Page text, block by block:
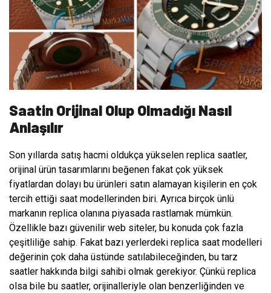
Saatin Orijinal Olup Olmadığı Nasıl
Anlaşılır
Son yıllarda satış hacmi oldukça yükselen replica saatler,
orijinal ürün tasarımlarını beğenen fakat çok yüksek
fiyatlardan dolayı bu ürünleri satın alamayan kişilerin en çok
tercih ettiği saat modellerinden biri. Ayrıca birçok ünlü
markanın replica olanına piyasada rastlamak mümkün.
Özellikle bazı güvenilir web siteler, bu konuda çok fazla
çeşitliliğe sahip. Fakat bazı yerlerdeki replica saat modelleri
değerinin çok daha üstünde satılabileceğinden, bu tarz
saatler hakkında bilgi sahibi olmak gerekiyor. Çünkü replica
olsa bile bu saatler, orijinalleriyle olan benzerliğinden ve